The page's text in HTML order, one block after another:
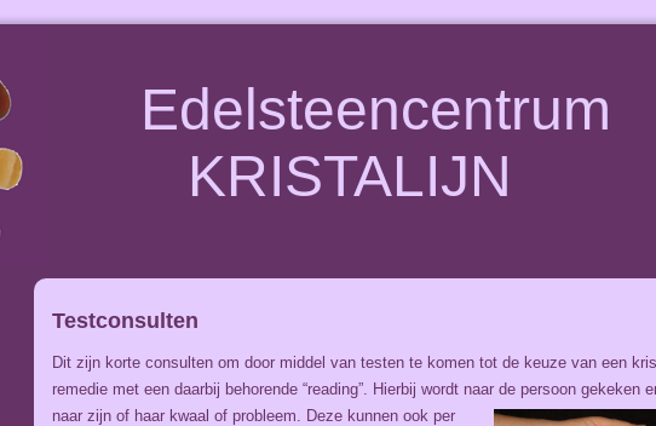
Edelsteencentrum
KRISTALIJN
Testconsulten
Dit zijn korte consulten om door middel van testen te komen tot de keuze van een
remedie met een daarbij behorende “reading”. Hierbij wordt naar de persoon gekeken
naar zijn of haar kwaal of probleem. Deze kunnen ook per